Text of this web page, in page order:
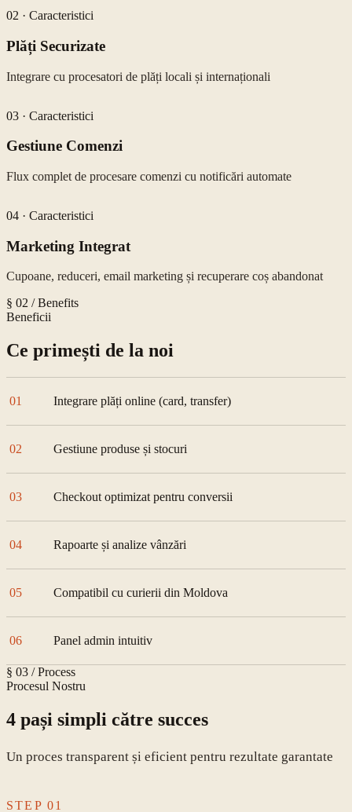
02 · Caracteristici
Plăți Securizate
Integrare cu procesatori de plăți locali și internaționali
03 · Caracteristici
Gestiune Comenzi
Flux complet de procesare comenzi cu notificări automate
04 · Caracteristici
Marketing Integrat
Cupoane, reduceri, email marketing și recuperare coș abandonat
§ 02 / Benefits
Beneficii
Ce primești de la noi
01 Integrare plăți online (card, transfer)
02 Gestiune produse și stocuri
03 Checkout optimizat pentru conversii
04 Rapoarte și analize vânzări
05 Compatibil cu curierii din Moldova
06 Panel admin intuitiv
§ 03 / Process
Procesul Nostru
4 pași simpli către succes
Un proces transparent și eficient pentru rezultate garantate
STEP01